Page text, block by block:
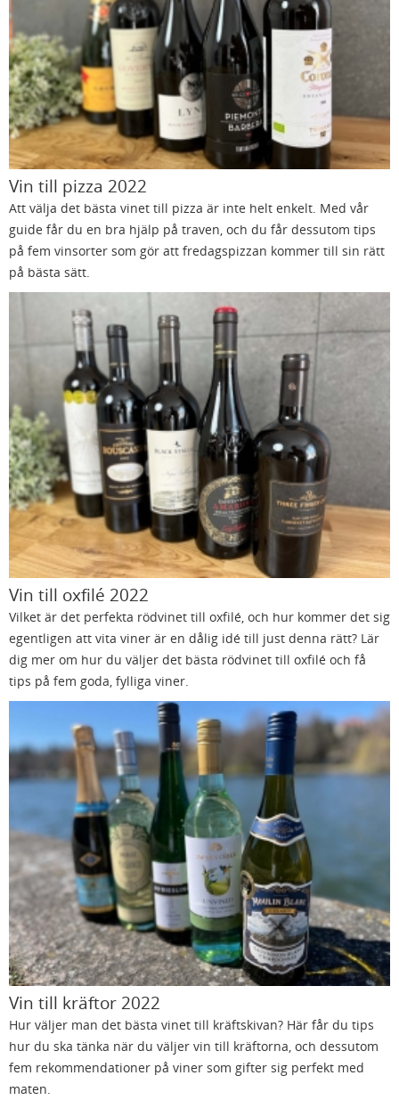
Vin till pizza 2022
Att välja det bästa vinet till pizza är inte helt enkelt. Med vår
guide får du en bra hjälp på traven, och du får dessutom tips
på fem vinsorter som gör att fredagspizzan kommer till sin rätt
på bästa sätt.
Vin till oxfilé 2022
Vilket är det perfekta rödvinet till oxfilé, och hur kommer det sig
egentligen att vita viner är en dålig idé till just denna rätt? Lär
dig mer om hur du väljer det bästa rödvinet till oxfilé och få
tips på fem goda, fylliga viner.
Vin till kräftor 2022
Hur väljer man det bästa vinet till kräftskivan? Här får du tips
hur du ska tänka när du väljer vin till kräftorna, och dessutom
fem rekommendationer på viner som gifter sig perfekt med
maten.